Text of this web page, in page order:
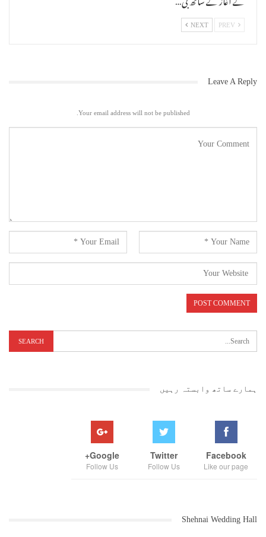
NEXT
Leave A Reply
Your email address will not be published.
ہمارے ساتھ وابستہ رہیں
Facebook
Like our page
Twitter
Follow Us
Google+
Follow Us
Shehnai Wedding Hall